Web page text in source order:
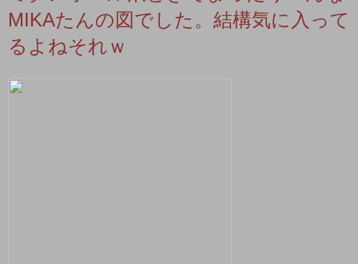
MIKAたんの図でした。結構気に入って
るよねそれｗ